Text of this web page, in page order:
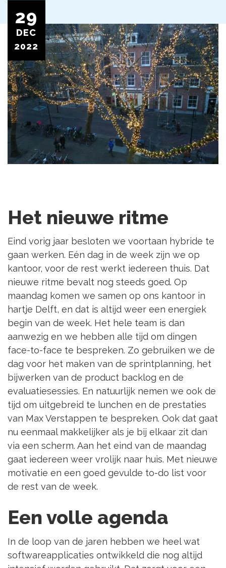
29
DEC
2022
Het nieuwe ritme
Eind vorig jaar besloten we voortaan hybride te
gaan werken. Eén dag in de week zijn we op
kantoor, voor de rest werkt iedereen thuis. Dat
nieuwe ritme bevalt nog steeds goed. Op
maandag komen we samen op ons kantoor in
hartje Delft, en dat is altijd weer een energiek
begin van de week. Het hele team is dan
aanwezig en we hebben alle tijd om dingen
face-to-face te bespreken. Zo gebruiken we de
dag voor het maken van de sprintplanning, het
bijwerken van de product backlog en de
evaluatiesessies. En natuurlijk nemen we ook de
tijd om uitgebreid te lunchen en de prestaties
van Max Verstappen te bespreken. Ook dat gaat
nu eenmaal makkelijker als je bij elkaar zit dan
via een scherm. Aan het eind van de maandag
gaat iedereen weer vrolijk naar huis. Met nieuwe
motivatie en een goed gevulde to-do list voor
de rest van de week.
Een volle agenda
In de loop van de jaren hebben we heel wat
softwareapplicaties ontwikkeld die nog altijd